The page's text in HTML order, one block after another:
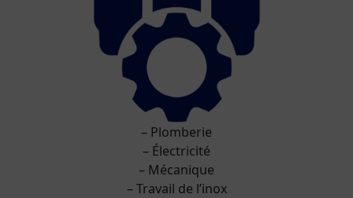
– Plomberie
– Électricité
– Mécanique
– Travail de l’inox